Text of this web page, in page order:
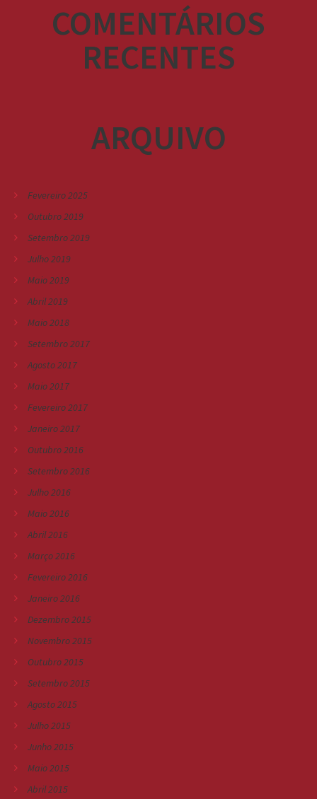
COMENTÁRIOS
RECENTES
ARQUIVO
Fevereiro 2025
Outubro 2019
Setembro 2019
Julho 2019
Maio 2019
Abril 2019
Maio 2018
Setembro 2017
Agosto 2017
Maio 2017
Fevereiro 2017
Janeiro 2017
Outubro 2016
Setembro 2016
Julho 2016
Maio 2016
Abril 2016
Março 2016
Fevereiro 2016
Janeiro 2016
Dezembro 2015
Novembro 2015
Outubro 2015
Setembro 2015
Agosto 2015
Julho 2015
Junho 2015
Maio 2015
Abril 2015